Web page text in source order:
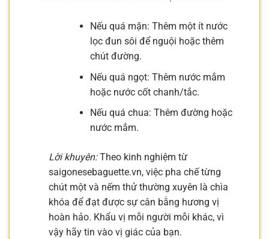
Nếu quá mặn: Thêm một ít nước
lọc đun sôi để nguội hoặc thêm
chút đường.
Nếu quá ngọt: Thêm nước mắm
hoặc nước cốt chanh/tắc.
Nếu quá chua: Thêm đường hoặc
nước mắm.
Lời khuyên:Theo kinh nghiệm từ
saigonesebaguette.vn, việc pha chế từng
chút một và nếm thử thường xuyên là chìa
khóa để đạt được sự cân bằng hương vị
hoàn hảo. Khẩu vị mỗi người mỗi khác, vì
vậy hãy tin vào vị giác của bạn.